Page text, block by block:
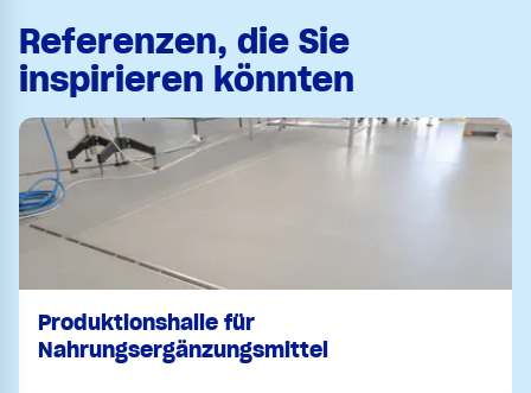
Referenzen, die Sie
inspirieren könnten
Produktionshalle für
Nahrungsergänzungsmittel